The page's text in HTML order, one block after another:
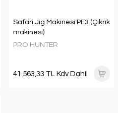
Safari Jig Makinesi PE3 (Çıkrık
makinesi)
PRO HUNTER
41.563,33 TL Kdv Dahil